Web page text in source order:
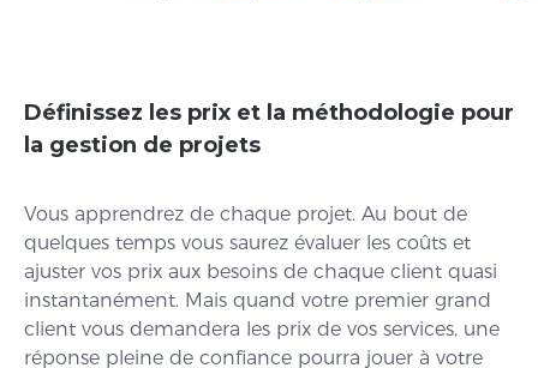
Définissez les prix et la méthodologie pour
la gestion de projets
Vous apprendrez de chaque projet. Au bout de
quelques temps vous saurez évaluer les coûts et
ajuster vos prix aux besoins de chaque client quasi
instantanément. Mais quand votre premier grand
client vous demandera les prix de vos services, une
réponse pleine de confiance pourra jouer à votre